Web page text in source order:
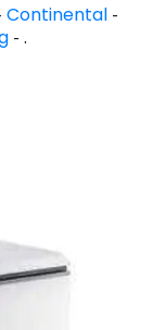
Continental -
- .